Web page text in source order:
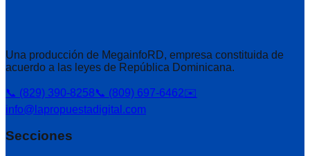
Una producción de MegainfoRD, empresa constituida de
acuerdo a las leyes de República Dominicana.
📞 (829) 390-8258📞 (809) 697-6462✉️
info@lapropuestadigital.com
Secciones